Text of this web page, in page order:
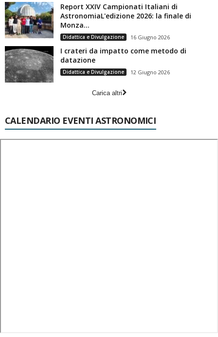
Report XXIV Campionati Italiani di
AstronomiaL'edizione 2026: la finale di
Monza...
Didattica e Divulgazione 16 Giugno 2026
I crateri da impatto come metodo di
datazione
Didattica e Divulgazione 12 Giugno 2026
Carica altri
CALENDARIO EVENTI ASTRONOMICI